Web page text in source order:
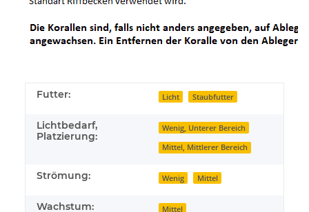
Futter: Licht Staubfutter
Lichtbedarf,
Platzierung:
Wenig, Unterer Bereich
Mittel, Mittlerer Bereich
Strömung: Wenig Mittel
Wachstum: Mittel